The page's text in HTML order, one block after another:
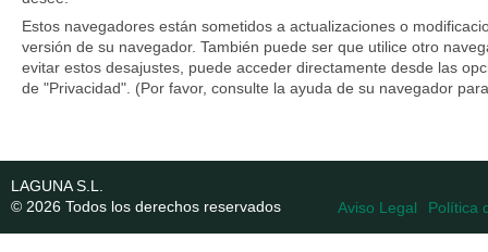
Estos navegadores están sometidos a actualizaciones o
versión de su navegador. También puede ser que utilice otro
evitar estos desajustes, puede acceder directamente desde las
de "Privacidad". (Por favor, consulte la ayuda de su navegador
LAGUNA S.L.
© 2026 Todos los derechos reservados
Aviso Legal Política